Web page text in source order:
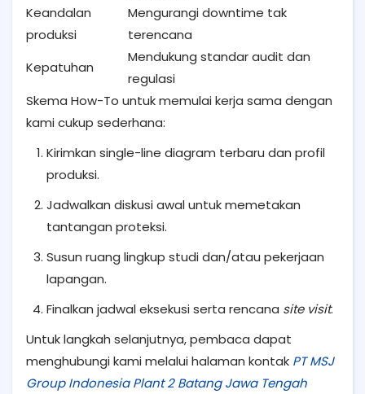
Keandalan
produksi
Mengurangi downtime tak
terencana
Kepatuhan
Mendukung standar audit dan
regulasi
Skema How-To untuk memulai kerja sama dengan
kami cukup sederhana:
Kirimkan single-line diagram terbaru dan profil
produksi.
Jadwalkan diskusi awal untuk memetakan
tantangan proteksi.
Susun ruang lingkup studi dan/atau pekerjaan
lapangan.
Finalkan jadwal eksekusi serta rencana site visit.
Untuk langkah selanjutnya, pembaca dapat
menghubungi kami melalui halaman kontak PT MSJ
Group Indonesia Plant 2 Batang Jawa Tengah